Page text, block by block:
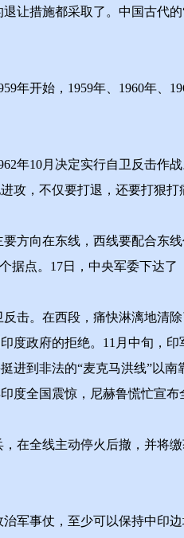
施都采取了。中国古代的
开始，1959年、1960年、
10月决定实行自卫反击作
攻，不仅要打退，还要打狠打
向在东线，西线要配合东
点。17日，中央军委下达
。在西段，痛快淋漓地清除
度政府的拒绝。11月中旬，
进到非法的“麦克马洪线”以
度全国震惊，尼赫鲁慌忙宣布
全线主动停火后撤，并将
事仗，至少可以保持中印边